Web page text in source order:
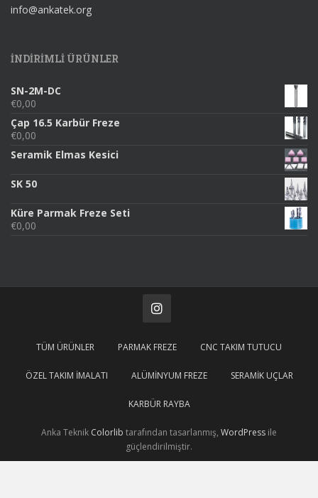
info@ankatek.org
INDIRIMLI ÜRÜNLER
SN-2M-DC
€0,00
Çap 16.5 Karbür Freze
€0,00
Seramik Elmas Kesici
SK 50
Küre Parmak Freze Seti
€0,00
TÜM ÜRÜNLER PARMAK FREZE CNC TAKIM TUTUCU
ÖZEL TAKIM İMALATI ALÜMINYUM FREZE SERAMIK UÇLAR
KARBÜR RAYBA
Anka Teknik Colorlib tarafından tasarlanmış, WordPress ile
güçlendirilmiştir.